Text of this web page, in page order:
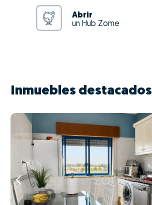
Abrir
un Hub Zome
Inmuebles destacados